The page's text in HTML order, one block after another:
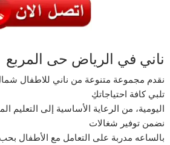
ناني في الرياض حى المربع
نقدم مجموعة متنوعة من ناني للاطفال
تلبي كافة احتياجاتكِ
اليومية، من الرعاية الأساسية إلى التعليم
نضمن توفير شغالات
بالساعه مدربة على التعامل مع الأطفال